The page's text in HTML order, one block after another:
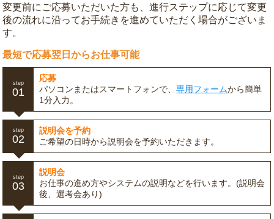
変更前にご応募いただいた方も、進行ステップに応じて変更
後の流れに沿ってお手続きを進めていただく場合がございま
す。
最短で応募翌日からお仕事可能
step
01
応募
パソコンまたはスマートフォンで、専用フォームから簡単
1分入力。
step
02
説明会を予約
ご希望の日時から説明会を予約いただきます。
step
03
説明会
お仕事の進め方やシステムの説明などを行います。(説明会
後、選考会あり)